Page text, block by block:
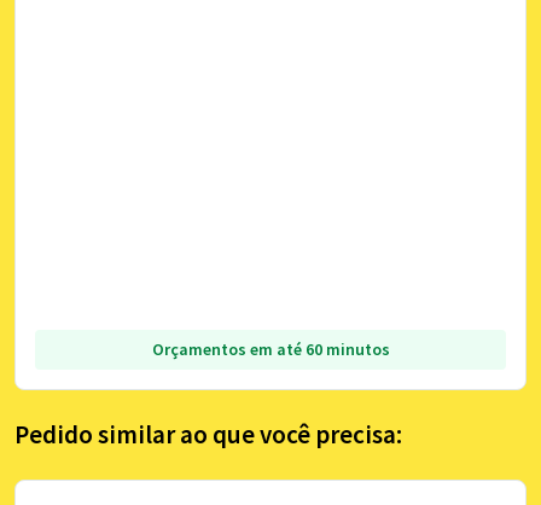
Orçamentos em até 60 minutos
Pedido similar ao que você precisa: